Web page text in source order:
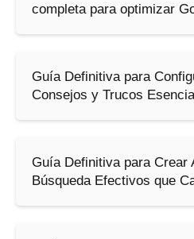
completa para optimizar
Guía Definitiva para
Consejos y Trucos
Guía Definitiva para Crear
Búsqueda Efectivos que